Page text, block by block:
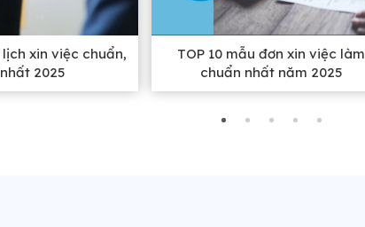
xin việc chuẩn,
2025
TOP 10 mẫu đơn xin việc làm
chuẩn nhất năm 2025